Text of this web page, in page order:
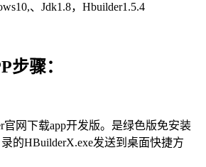
、Jdk1.8，Hbuilder1.5.4
步骤：
官网下载app开发版。是绿色版免安装
的HBuilderX.exe发送到桌面快捷方